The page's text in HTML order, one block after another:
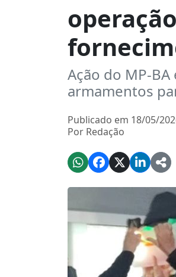
Ação do MP-
armamentos
Publicado em 18/05/
Por Redação